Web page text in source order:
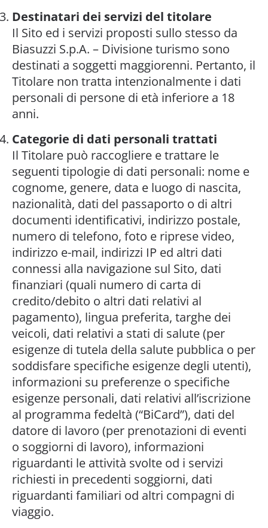
Destinatari dei servizi del titolare
Il Sito ed i servizi proposti sullo stesso da
Biasuzzi S.p.A. – Divisione turismo sono
destinati a soggetti maggiorenni. Pertanto, il
Titolare non tratta intenzionalmente i dati
personali di persone di età inferiore a 18
anni.
Categorie di dati personali trattati
Il Titolare può raccogliere e trattare le
seguenti tipologie di dati personali: nome e
cognome, genere, data e luogo di nascita,
nazionalità, dati del passaporto o di altri
documenti identificativi, indirizzo postale,
numero di telefono, foto e riprese video,
indirizzo e-mail, indirizzi IP ed altri dati
connessi alla navigazione sul Sito, dati
finanziari (quali numero di carta di
credito/debito o altri dati relativi al
pagamento), lingua preferita, targhe dei
veicoli, dati relativi a stati di salute (per
esigenze di tutela della salute pubblica o per
soddisfare specifiche esigenze degli utenti),
informazioni su preferenze o specifiche
esigenze personali, dati relativi all’iscrizione
al programma fedeltà (“BiCard”), dati del
datore di lavoro (per prenotazioni di eventi
o soggiorni di lavoro), informazioni
riguardanti le attività svolte od i servizi
richiesti in precedenti soggiorni, dati
riguardanti familiari od altri compagni di
viaggio.